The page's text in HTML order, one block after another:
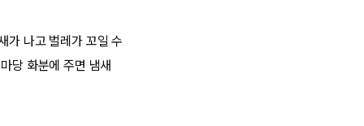
가 나고 벌레가 꼬일 수
당 화분에 주면 냄새